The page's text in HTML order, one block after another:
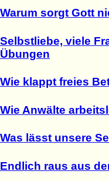
Warum sorgt Gott
Selbstliebe, viele
Übungen
Wie klappt freies
Wie Anwälte
Was lässt unsere
Endlich raus aus